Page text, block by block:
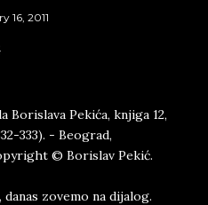
16, 2011
Borislava Pekića, knjiga 12,
333). - Beograd,
© Borislav Pekić.
zovemo na dijalog.